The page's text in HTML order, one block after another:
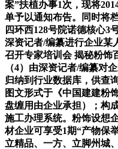
案”扶植办事1次，现将
单予以通知布告。同时将
四环西128号院诺德核心3
深资记者/编纂进行企业某
召开专家培训会 揭秘粉饰
（4）由深资记者/编纂对
归纳到行业数据库，供查
图文形式于《中国建建粉
盘缠用由企业承担）；构
施工办理系统。粉饰设想
材企业可享受1期“产物保
立精品、一方、立脚州城